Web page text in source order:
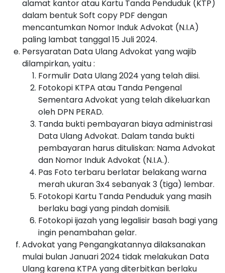
alamat kantor atau Kartu Tanda Penduduk (KTP)
dalam bentuk Soft copy PDF dengan
mencantumkan Nomor Induk Advokat (N.I.A)
paling lambat tanggal 15 Juli 2024.
Persyaratan Data Ulang Advokat yang wajib
dilampirkan, yaitu :
Formulir Data Ulang 2024 yang telah diisi.
Fotokopi KTPA atau Tanda Pengenal
Sementara Advokat yang telah dikeluarkan
oleh DPN PERAD.
Tanda bukti pembayaran biaya administrasi
Data Ulang Advokat. Dalam tanda bukti
pembayaran harus dituliskan: Nama Advokat
dan Nomor Induk Advokat (N.I.A.).
Pas Foto terbaru berlatar belakang warna
merah ukuran 3x4 sebanyak 3 (tiga) lembar.
Fotokopi Kartu Tanda Penduduk yang masih
berlaku bagi yang pindah domisili.
Fotokopi ijazah yang legalisir basah bagi yang
ingin penambahan gelar.
Advokat yang Pengangkatannya dilaksanakan
mulai bulan Januari 2024 tidak melakukan Data
Ulang karena KTPA yang diterbitkan berlaku